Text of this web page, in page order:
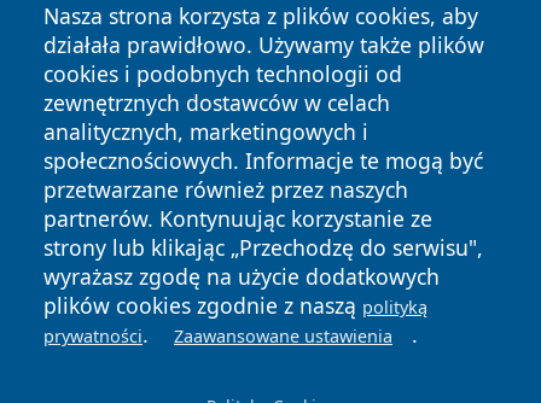
Nasza strona korzysta z plików cookies, aby
działała prawidłowo. Używamy także plików
cookies i podobnych technologii od
zewnętrznych dostawców w celach
analitycznych, marketingowych i
społecznościowych. Informacje te mogą być
przetwarzane również przez naszych
partnerów. Kontynuując korzystanie ze
strony lub klikając „Przechodzę do serwisu",
wyrażasz zgodę na użycie dodatkowych
plików cookies zgodnie z naszą polityką
prywatności. Zaawansowane ustawienia .
Copyright © 2026 katowicelove.pl Wszystkie prawa
zastrzeżone.
News Autorzy
Polityka
Prywatności
Polityka
Cookies